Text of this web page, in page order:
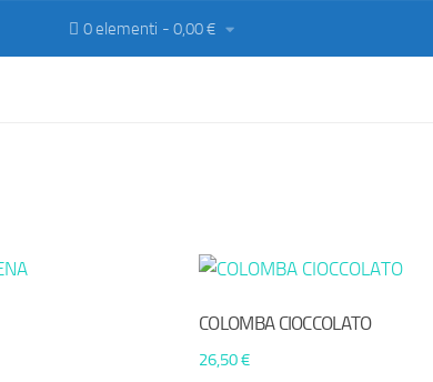
0 elementi 0,00 €
COLOMBA CIOCCOLATO
26,50€